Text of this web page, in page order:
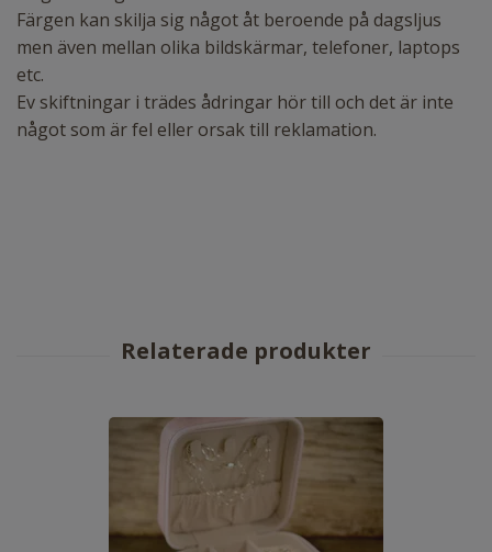
Färgen kan skilja sig något åt beroende på dagsljus
men även mellan olika bildskärmar, telefoner, laptops
etc.
Ev skiftningar i trädes ådringar hör till och det är inte
något som är fel eller orsak till reklamation.